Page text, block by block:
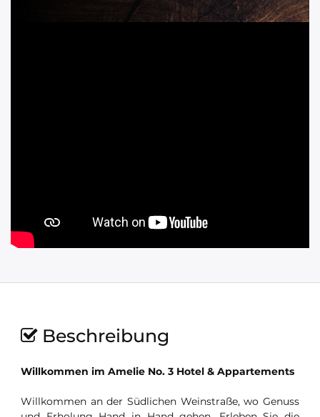
Beschreibung
Willkommen im Amelie No. 3 Hotel & Appartements
Willkommen an der Südlichen Weinstraße, wo Genuss